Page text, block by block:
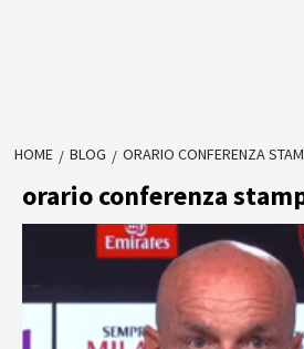
HOME BLOG ORARIO CONFERENZA
orario conferenza